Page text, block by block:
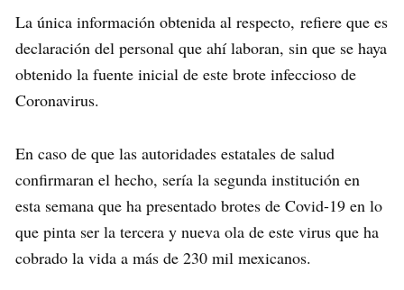
La única información obtenida al respecto, refiere que es
declaración del personal que ahí laboran, sin que se haya
obtenido la fuente inicial de este brote infeccioso de
Coronavirus.
En caso de que las autoridades estatales de salud
confirmaran el hecho, sería la segunda institución en
esta semana que ha presentado brotes de Covid-19 en lo
que pinta ser la tercera y nueva ola de este virus que ha
cobrado la vida a más de 230 mil mexicanos.